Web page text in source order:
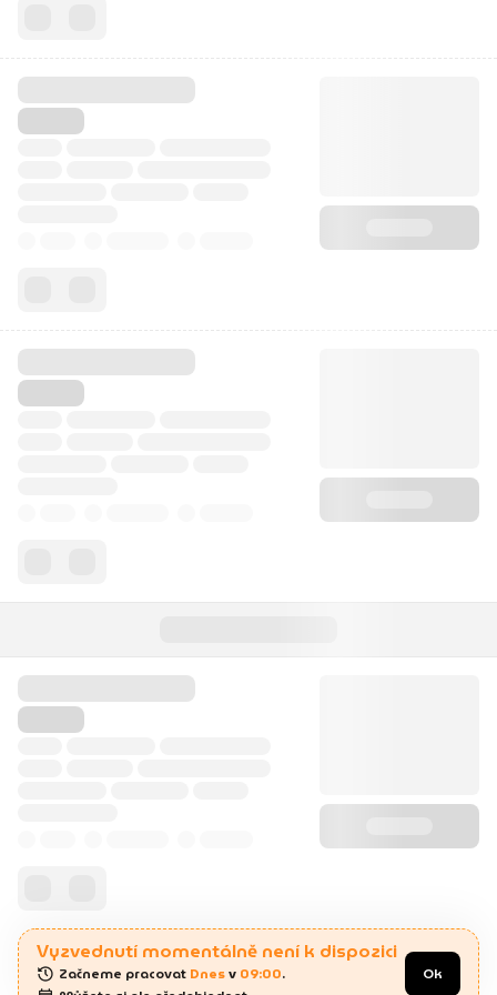
Vyzvednutí momentálně není k dispozici
Začneme pracovat Dnes v 09:00.
Ok